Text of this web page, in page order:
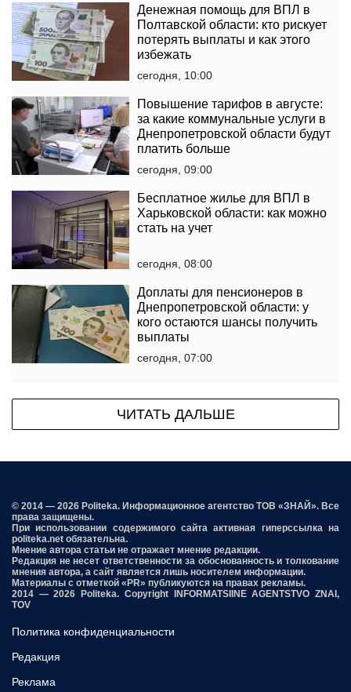
Денежная помощь для ВПЛ в
Полтавской области: кто рискует
потерять выплаты и как этого
избежать
сегодня, 10:00
Повышение тарифов в августе:
за какие коммунальные услуги в
Днепропетровской области будут
платить больше
сегодня, 09:00
Бесплатное жилье для ВПЛ в
Харьковской области: как можно
стать на учет
сегодня, 08:00
Доплаты для пенсионеров в
Днепропетровской области: у
кого остаются шансы получить
выплаты
сегодня, 07:00
ЧИТАТЬ ДАЛЬШЕ
© 2014 — 2026 Politeka. Информационное агентство ТОВ «ЗНАЙ». Все
права защищены.
При использовании содержимого сайта активная гиперссылка на
politeka.net обязательна.
Мнение автора статьи не отражает мнение редакции.
Редакция не несет ответственности за обоснованность и толкование
мнения автора, а сайт является лишь носителем информации.
Материалы с отметкой «PR» публикуются на правах рекламы.
2014 — 2026 Politeka. Copyright INFORMATSIINE AGENTSTVO ZNAI,
TOV
Политика конфиденциальности
Редакция
Реклама